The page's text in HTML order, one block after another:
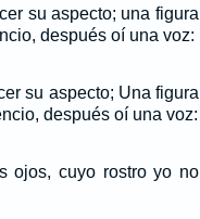
su aspecto; una figura
después oí una voz:
su aspecto; Una figura
después oí una voz:
ojos, cuyo rostro yo no